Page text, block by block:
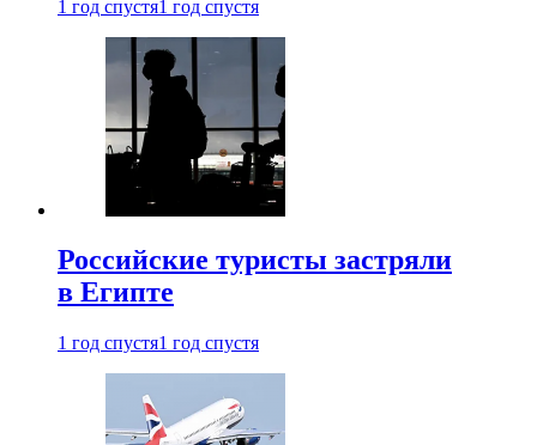
1 год спустя1 год спустя
Российские туристы застряли
в Египте
1 год спустя1 год спустя